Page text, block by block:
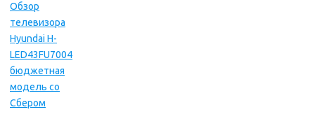
Обзор
телевизора
Hyundai H-
LED43FU7004
бюджетная
модель со
Сбером